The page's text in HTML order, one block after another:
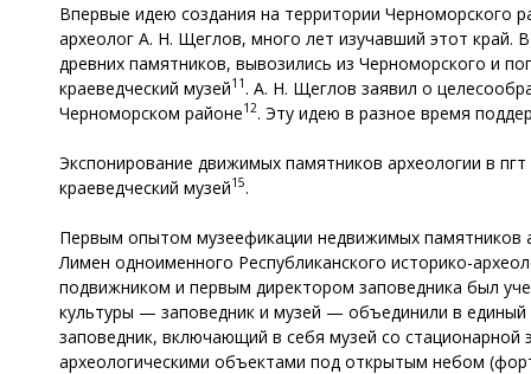
Впервые идею создания на территории Черноморского
археолог А. Н. Щеглов, много лет изучавший этот край.
древних памятников, вывозились из Черноморского и
краеведческий музей11 . А. Н. Щеглов заявил о
Черноморском районе12. Эту идею в разное время
Экспонирование движимых памятников археологии в
краеведческий музей15.
Первым опытом музеефикации недвижимых памятников
Лимен одноименного Республиканского историко-
подвижником и первым директором заповедника был
культуры — заповедник и музей — объединили в единый
заповедник, включающий в себя музей со
археологическими объектами под открытым небом